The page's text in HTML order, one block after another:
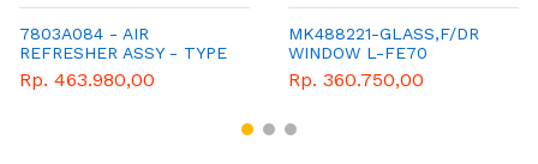
7803A084 - AIR
REFRESHER ASSY - TYPE
CR45
Rp. 463.980,00
MK488221-GLASS,F/DR
WINDOW L-FE70
Rp. 360.750,00